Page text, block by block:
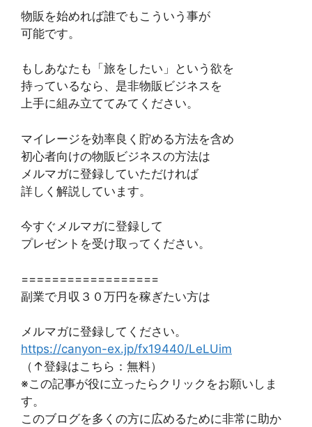
物販を始めれば誰でもこういう事が
可能です。
もしあなたも「旅をしたい」という欲を
持っているなら、是非物販ビジネスを
上手に組み立ててみてください。
マイレージを効率良く貯める方法を含め
初心者向けの物販ビジネスの方法は
メルマガに登録していただければ
詳しく解説しています。
今すぐメルマガに登録して
プレゼントを受け取ってください。
==================
副業で月収３０万円を稼ぎたい方は
メルマガに登録してください。
https://canyon-ex.jp/fx19440/LeLUim
（↑登録はこちら：無料）
※この記事が役に立ったらクリックをお願いしま
す。
このブログを多くの方に広めるために非常に助か